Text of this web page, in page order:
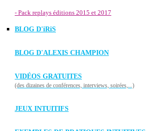
- Pack replays éditions 2015 et 2017
BLOG D'iRiS
BLOG D'ALEXIS CHAMPION
VIDÉOS GRATUITES
(des dizaines de conférences, interviews, soirées,...)
JEUX INTUITIFS